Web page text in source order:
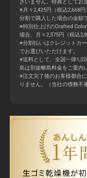
ざいません。特典としてお
※月々2,425円（税込2,668
分割で購入した場合の金額
※特別仕上げのCrafted
場合、月々2,575円（税込
※分割払いはクレジットカ
でお選びいただけます。
※送料として、全国一律
島は別途離島料金をご案内
※注文完了後のお客様都合
りません。（当社の債務不